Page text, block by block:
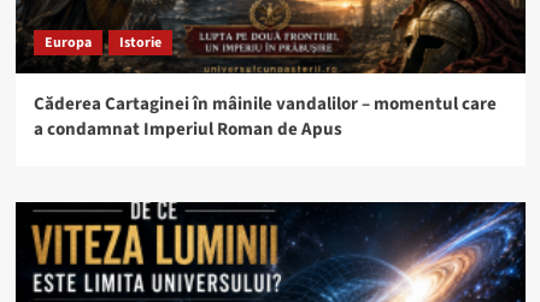
Europa Istorie
Căderea Cartaginei în mâinile vandalilor – momentul care
a condamnat Imperiul Roman de Apus